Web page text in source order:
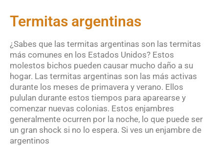
Termitas argentinas
¿Sabes que las termitas argentinas son las termitas
más comunes en los Estados Unidos? Estos
molestos bichos pueden causar mucho daño a su
hogar. Las termitas argentinas son las más activas
durante los meses de primavera y verano. Ellos
pululan durante estos tiempos para aparearse y
comenzar nuevas colonias. Estos enjambres
generalmente ocurren por la noche, lo que puede ser
un gran shock si no lo espera. Si ves un enjambre de
argentinos